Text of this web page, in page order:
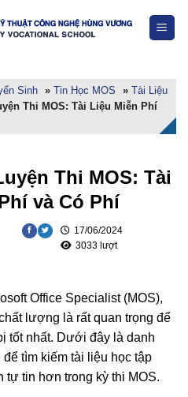
Sinh » Tin Học MOS » Tài Liệu
Thi MOS: Tài Liệu Miễn Phí
Thi MOS: Tài
và Có Phí
17/06/2024
3033 lượt
Office Specialist (MOS),
lượng là rất quan trọng để
tốt nhất. Dưới đây là danh
tìm kiếm tài liệu học tập
tự tin hơn trong kỳ thi MOS.